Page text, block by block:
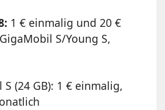
1 € einmalig und 20 €
S/Young S,
(24 GB): 1 € einmalig,